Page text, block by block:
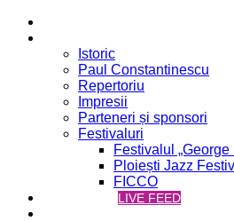
Istoric
Paul Constantinescu
Repertoriu
Impresii
Parteneri și sponsori
Festivaluri
Festivalul „George
Ploiești Jazz
FICCO
LIVE FEED